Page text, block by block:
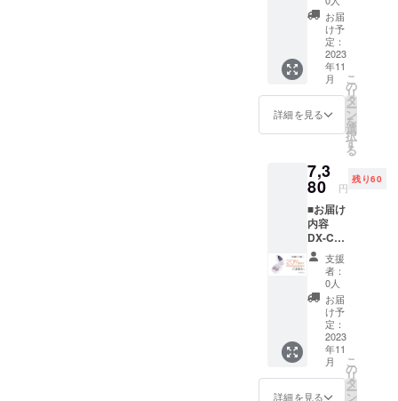
バイルバッ
テリーなど
多数のプロ
ジェクトが
1,000万円を
もに、様々
にも取り上
げられてい
これからも
わたしたち
は、感動と
驚きの商品
をそろえ、
暮らしが豊
かになる良
品をみなさ
となり
ます。
※商品の
仕様、
デザイ
ンに関
しまし
ては一
もござ
いま
す。ご
了承く
ださ
い。
ド*1 ピ
ンセッ
ト*1 吸
盤*1 充
電ケー
ブル*1
説明書
*1 ※お
届け時
期は、
配送状
況によ
り遅れ
る可能
性もご
ざいま
す。 ※
送料込
の価格
となり
ます。
※商品の
仕様、
デザイ
ンに関
しまし
ては一
お届
け予
定：
2023
年11
月
詳細を見る
こ
の
リ
タ
ー
ン
を
選
択
す
る
7,3
80 円
残り60
■お届け
内容
DX-C4-
002 シ
ルバー
ホワイ
ト*1 ピ
ンセッ
ト*1 吸
盤*1 充
電ケー
ブル*1
説明書
*1 ※お
支援
者：
0人
お届
け予
定：
2023
年11
月
詳細を見る
こ
の
リ
タ
ー
ン